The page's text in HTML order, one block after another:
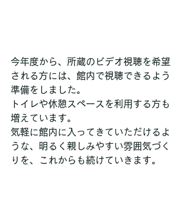
今年度から、所蔵のビデオ視聴を希望
される方には、館内で視聴できるよう
準備をしました。
トイレや休憩スペースを利用する方も
増えています。
気軽に館内に入ってきていただけるよ
うな、明るく親しみやすい雰囲気づく
りを、これからも続けていきます。